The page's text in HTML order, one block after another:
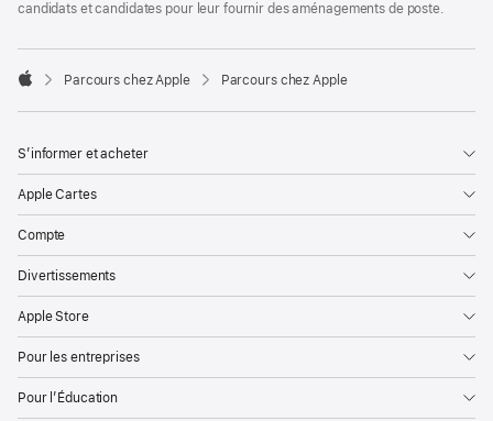
candidats et candidates pour leur fournir des aménagements de poste.

Parcours chez Apple Parcours chez Apple
S’informer et acheter
Apple Cartes
Compte
Divertissements
Apple Store
Pour les entreprises
Pour l’Éducation